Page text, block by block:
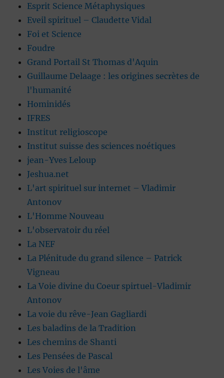
Esprit Science Métaphysiques
Eveil spirituel – Claudette Vidal
Foi et Science
Foudre
Grand Portail St Thomas d'Aquin
Guillaume Delaage : les origines secrètes de
l'humanité
Hominidés
IFRES
Institut religioscope
Institut suisse des sciences noétiques
jean-Yves Leloup
Jeshua.net
L'art spirituel sur internet – Vladimir
Antonov
L'Homme Nouveau
L'observatoir du réel
La NEF
La Plénitude du grand silence – Patrick
Vigneau
La Voie divine du Coeur spirtuel-Vladimir
Antonov
La voie du rêve-Jean Gagliardi
Les baladins de la Tradition
Les chemins de Shanti
Les Pensées de Pascal
Les Voies de l'âme